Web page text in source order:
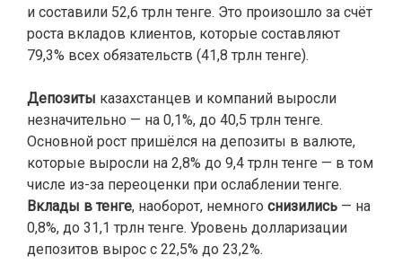
и составили 52,6 трлн тенге. Это произошло за счёт
роста вкладов клиентов, которые составляют
79,3% всех обязательств (41,8 трлн тенге).
Депозиты казахстанцев и компаний выросли
незначительно — на 0,1%, до 40,5 трлн тенге.
Основной рост пришёлся на депозиты в валюте,
которые выросли на 2,8% до 9,4 трлн тенге — в том
числе из-за переоценки при ослаблении тенге.
Вклады в тенге, наоборот, немного снизились — на
0,8%, до 31,1 трлн тенге. Уровень долларизации
депозитов вырос с 22,5% до 23,2%.